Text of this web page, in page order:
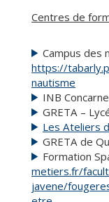
Centres de
Campus des
https://
nautisme
INB
GRETA –
Les Ateliers
GRETA de
Formation
metiers.fr/
javene/